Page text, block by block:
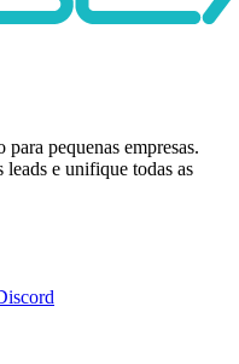
pequenas empresas.
e unifique todas as